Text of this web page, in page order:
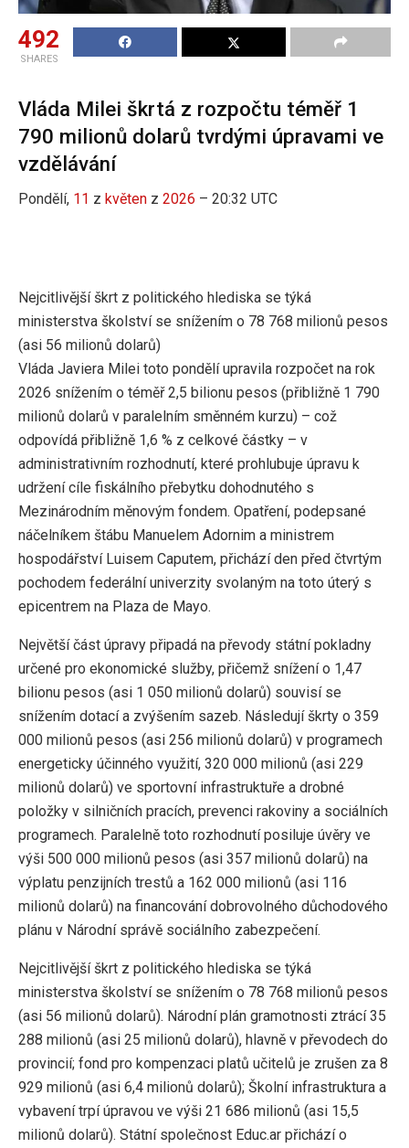
492
SHARES
Vláda Milei škrtá z rozpočtu téměř 1
790 milionů dolarů tvrdými úpravami ve
vzdělávání
Pondělí, 11 z květen z 2026 – 20:32 UTC
Nejcitlivější škrt z politického hlediska se týká
ministerstva školství se snížením o 78 768 milionů pesos
(asi 56 milionů dolarů)
Vláda Javiera Milei toto pondělí upravila rozpočet na rok
2026 snížením o téměř 2,5 bilionu pesos (přibližně 1 790
milionů dolarů v paralelním směnném kurzu) – což
odpovídá přibližně 1,6 % z celkové částky – v
administrativním rozhodnutí, které prohlubuje úpravu k
udržení cíle fiskálního přebytku dohodnutého s
Mezinárodním měnovým fondem. Opatření, podepsané
náčelníkem štábu Manuelem Adornim a ministrem
hospodářství Luisem Caputem, přichází den před čtvrtým
pochodem federální univerzity svolaným na toto úterý s
epicentrem na Plaza de Mayo.
Největší část úpravy připadá na převody státní pokladny
určené pro ekonomické služby, přičemž snížení o 1,47
bilionu pesos (asi 1 050 milionů dolarů) souvisí se
snížením dotací a zvýšením sazeb. Následují škrty o 359
000 milionů pesos (asi 256 milionů dolarů) v programech
energeticky účinného využití, 320 000 milionů (asi 229
milionů dolarů) ve sportovní infrastruktuře a drobné
položky v silničních pracích, prevenci rakoviny a sociálních
programech. Paralelně toto rozhodnutí posiluje úvěry ve
výši 500 000 milionů pesos (asi 357 milionů dolarů) na
výplatu penzijních trestů a 162 000 milionů (asi 116
milionů dolarů) na financování dobrovolného důchodového
plánu v Národní správě sociálního zabezpečení.
Nejcitlivější škrt z politického hlediska se týká
ministerstva školství se snížením o 78 768 milionů pesos
(asi 56 milionů dolarů). Národní plán gramotnosti ztrácí 35
288 milionů (asi 25 milionů dolarů), hlavně v převodech do
provincií; fond pro kompenzaci platů učitelů je zrušen za 8
929 milionů (asi 6,4 milionů dolarů); Školní infrastruktura a
vybavení trpí úpravou ve výši 21 686 milionů (asi 15,5
milionů dolarů). Státní společnost Educ.ar přichází o